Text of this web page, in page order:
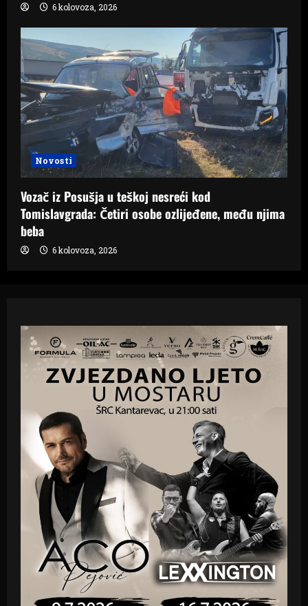
6 kolovoza, 2026
Novosti
Vozač iz Posušja u teškoj nesreći kod
Tomislavgrada: Četiri osobe ozlijeđene, među njima
beba
6 kolovoza, 2026